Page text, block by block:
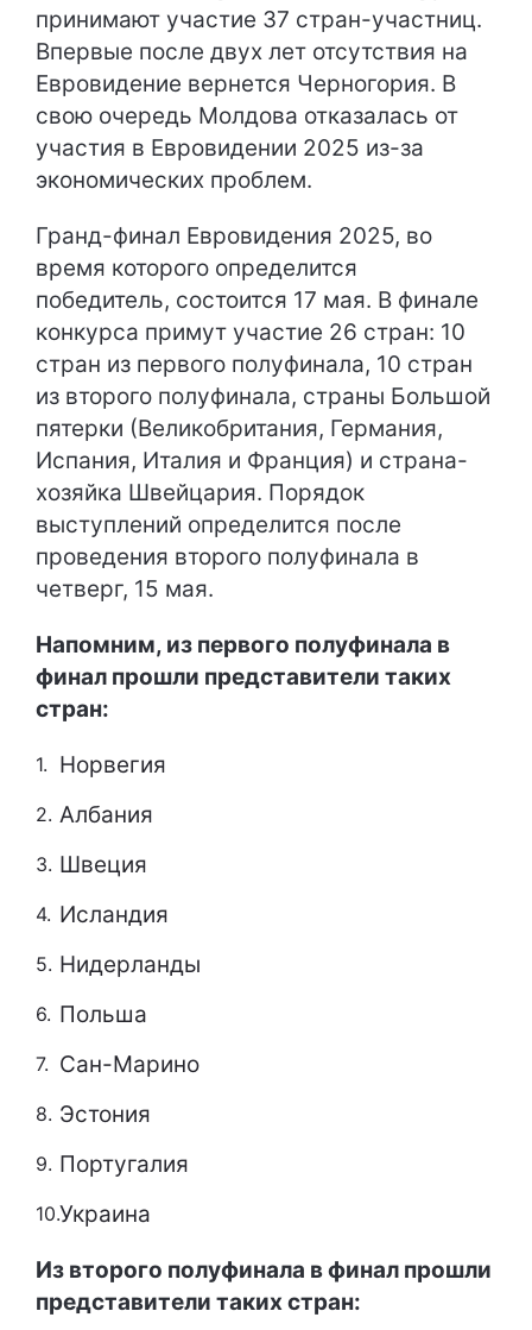
принимают участие 37 стран-участниц.
Впервые после двух лет отсутствия на
Евровидение вернется Черногория. В
свою очередь Молдова отказалась от
участия в Евровидении 2025 из-за
экономических проблем.
Гранд-финал Евровидения 2025, во
время которого определится
победитель, состоится 17 мая. В финале
конкурса примут участие 26 стран: 10
стран из первого полуфинала, 10 стран
из второго полуфинала, страны Большой
пятерки (Великобритания, Германия,
Испания, Италия и Франция) и страна-
хозяйка Швейцария. Порядок
выступлений определится после
проведения второго полуфинала в
четверг, 15 мая.
Напомним, из первого полуфинала в
финал прошли представители таких
стран:
Норвегия
Албания
Швеция
Исландия
Нидерланды
Польша
Сан-Марино
Эстония
Португалия
Украина
Из второго полуфинала в финал прошли
представители таких стран: